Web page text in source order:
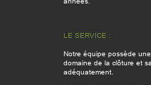
LE SERVICE :
Notre équipe possède
domaine de la clôture et
adéquatement.